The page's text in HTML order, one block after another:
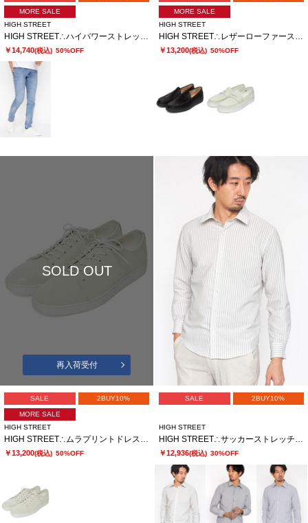
MORE SALE
HIGH STREET
HIGH STREET∴ハイパワーストレッチスリムデニムパンツ
￥14,740(税込) 50%OFF
MORE SALE
HIGH STREET
HIGH STREET∴レザーローファースニーカー
￥13,200(税込) 50%OFF
SOLD OUT
再入荷受付
SALE 2BUY10%
MORE SALE
HIGH STREET
HIGH STREET∴ムラプリントドレススニーカー
￥13,200(税込) 50%OFF
SALE 2BUY10%
HIGH STREET
HIGH STREET∴サッカーストレッチシャツ
￥12,936(税込) 30%OFF